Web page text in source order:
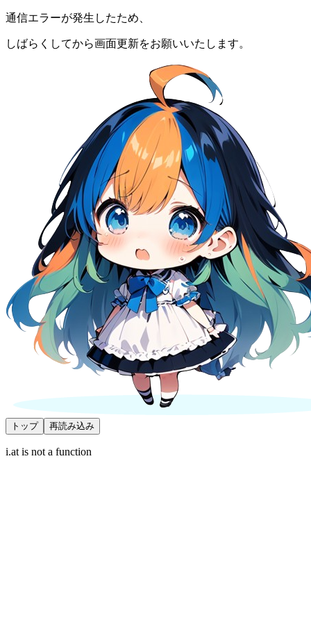
通信エラーが発生したため、
しばらくしてから画面更新をお願いいたします。
トップ 再読み込み
i.at is not a function